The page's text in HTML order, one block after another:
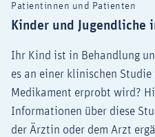
Patientinnen und Patienten
Kinder und Jugendliche
Ihr Kind ist in Behandlung
es an einer klinischen
Medikament erprobt wird?
Informationen über diese
der Ärztin oder dem Arzt